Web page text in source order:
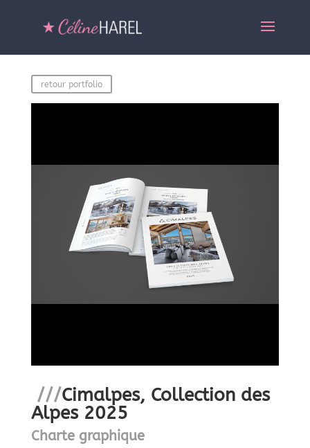
retour portfolio
///Cimalpes, Collection des
Alpes 2025
Charte graphique